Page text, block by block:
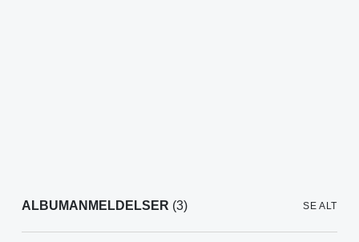
ALBUMANMELDELSER (3) SE ALT